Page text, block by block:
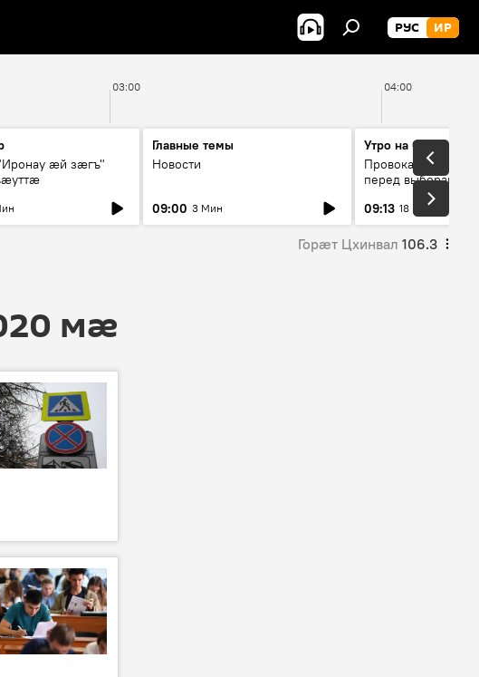
РУС ИР
03:00 04:00
ӕй зӕгъ"
Главные темы
Новости
09:00 3 Мин
Утро на Спутнике
Провокации со
перед выборами в
09:13 18 Мин
Горӕт Цхинвал 106.3
мӕ